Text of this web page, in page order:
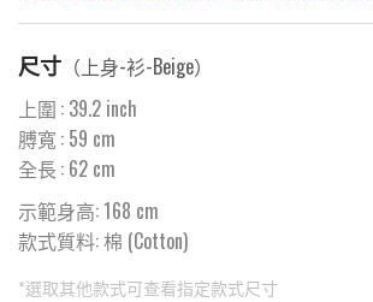
尺寸 （上身-衫-Beige）
上圍 : 39.2 inch
膊寬 : 59 cm
全長 : 62 cm
示範身高: 168 cm
款式質料:棉 (Cotton)
*選取其他款式可查看指定款式尺寸